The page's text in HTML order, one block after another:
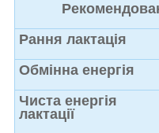
Рання лактація
Обмінна енергія
Чиста енергія
лактації